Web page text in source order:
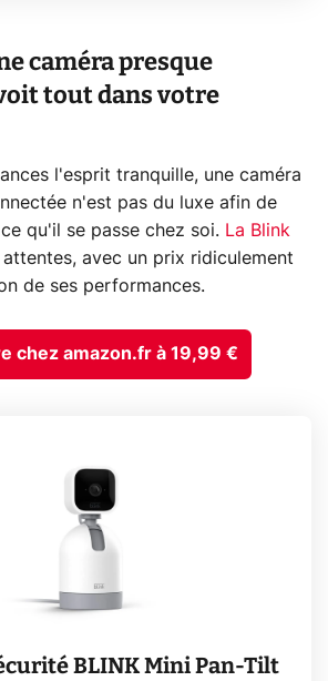
caméra presque
tout dans votre
l'esprit tranquille, une caméra
n'est pas du luxe afin de
qu'il se passe chez soi. La Blink
avec un prix ridiculement
de ses performances.
chez amazon.fr à 19,99 €
BLINK Mini Pan-Tilt